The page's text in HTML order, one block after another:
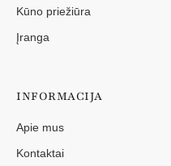
Kūno priežiūra
Įranga
INFORMACIJA
Apie mus
Kontaktai